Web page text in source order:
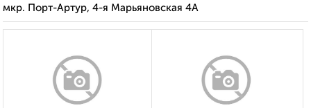
мкр. Порт-Артур, 4-я Марьяновская 4А